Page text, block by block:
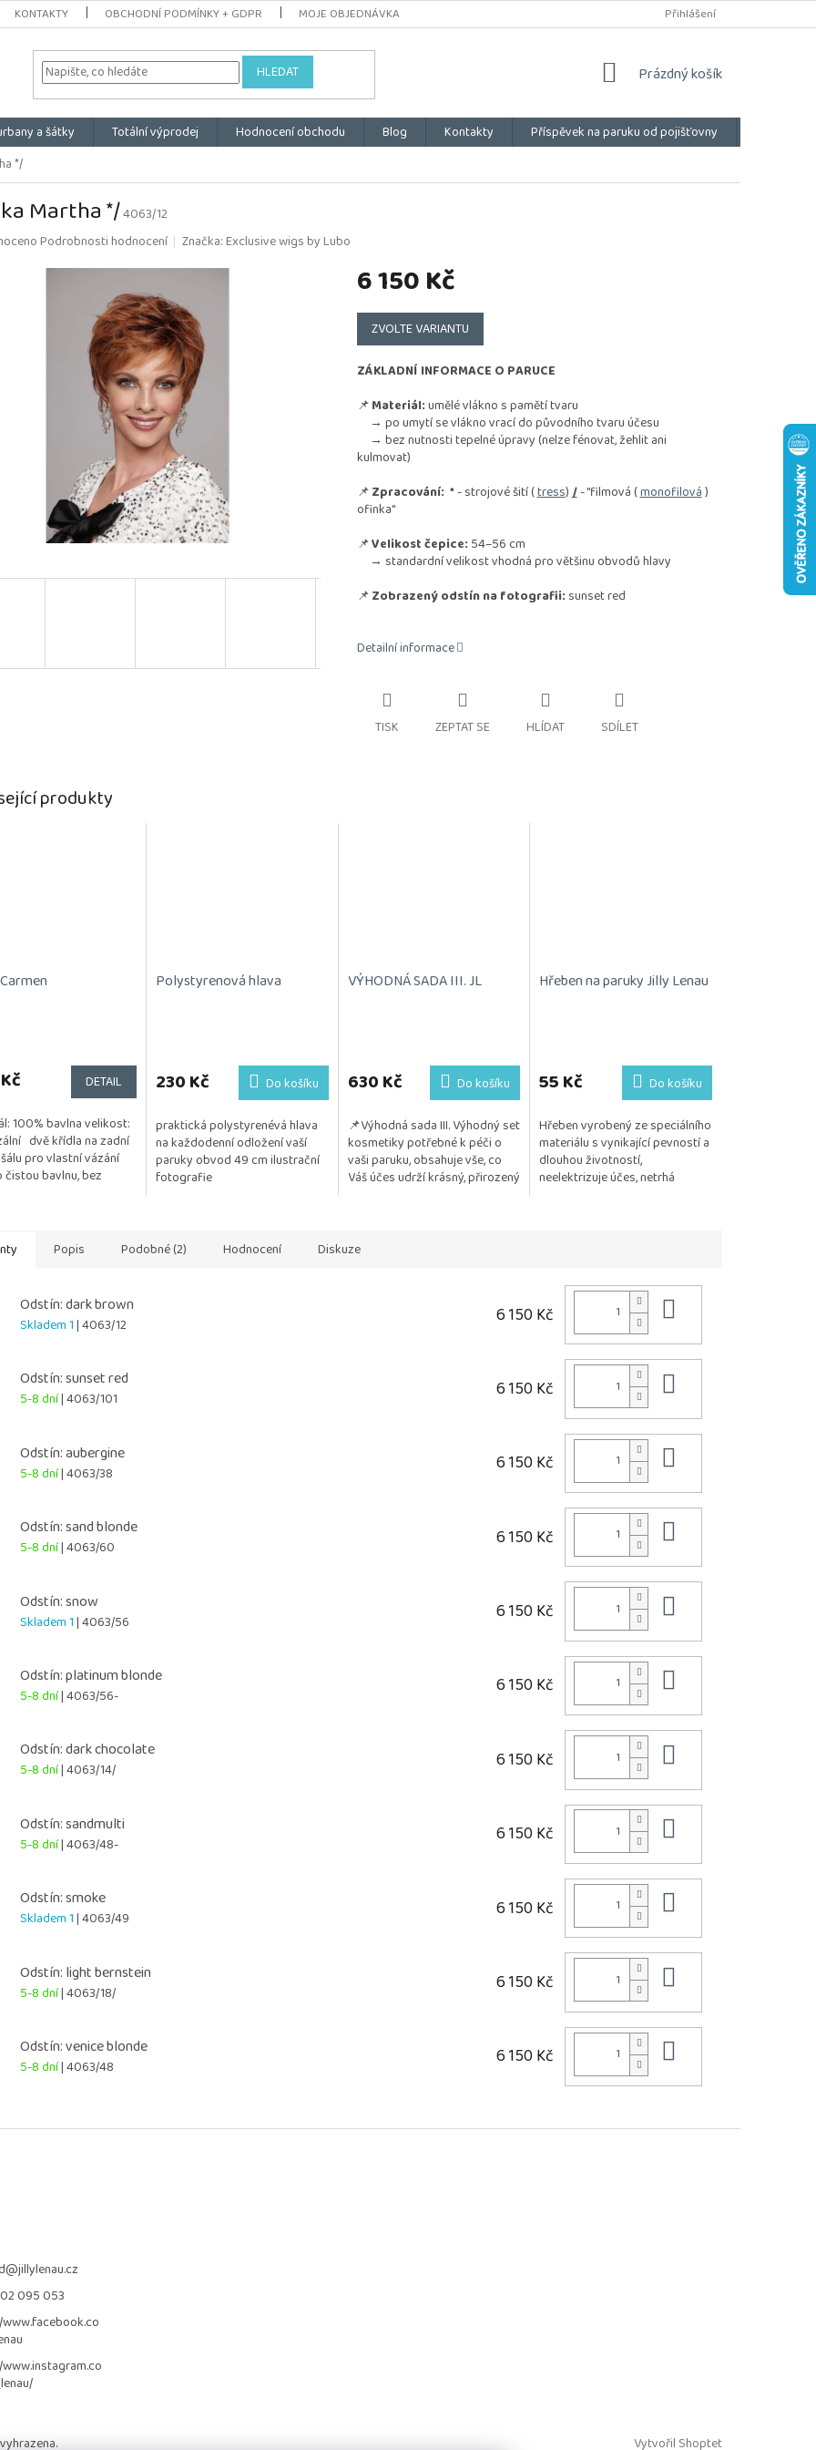
KONTAKTY OBCHODNÍ PODMÍNKY + GDPR MOJE OBJEDNÁVKA Přihlášení
HLEDAT
NÁKUPNÍ
Prázdný košík
a šátky Totální výprodej Hodnocení obchodu Blog Kontakty Příspěvek na paruku od pojišťovny
*/
Martha */4063/12
Podrobnosti hodnocení Značka:Exclusive wigs by Lubo
6 150 Kč
Měrná
cena:
ZVOLTE VARIANTU
ZÁKLADNÍ INFORMACE O PARUCE
📌Materiál:umělé vlákno s pamětí tvaru
→ po umytí se vlákno vrací do původního tvaru účesu
→ bez nutnosti tepelné úpravy (nelze fénovat, žehlit ani
kulmovat)
📌Zpracování: *- strojové šití (tress)/- "filmová (monofilová)
ofinka"
📌Velikost čepice: 54–56 cm
→ standardní velikost vhodná pro většinu obvodů hlavy
📌Zobrazený odstín na fotografii: sunset red
Detailní informace
TISK ZEPTAT SE HLÍDAT SDÍLET
produkty
DETAIL
100% bavlna velikost:
dvě křídla na zadní
pro vlastní vázání
čistou bavlnu, bez
Polystyrenová hlava
230 Kč Do košíku
praktická polystyrenévá hlava
na každodenní odložení vaší
paruky obvod 49 cm ilustrační
fotografie
VÝHODNÁ SADA III. JL
produktu
je
z
5
hvězdiček.
630 Kč Do košíku
📌Výhodná sada III. Výhodný set
kosmetiky potřebné k péči o
vaši paruku, obsahuje vše, co
Váš účes udrží krásný, přirozený
Hřeben na paruky Jilly Lenau
55 Kč Do košíku
Hřeben vyrobený ze speciálního
materiálu s vynikající pevností a
dlouhou životností,
neelektrizuje účes, netrhá
Popis Podobné (2) Hodnocení Diskuze
Odstín: dark brown
Skladem 1| 4063/12 6 150 Kč
Odstín: sunset red
5-8 dní| 4063/101 6 150 Kč
Odstín: aubergine
5-8 dní| 4063/38 6 150 Kč
Odstín: sand blonde
5-8 dní| 4063/60 6 150 Kč
Odstín: snow
Skladem 1| 4063/56 6 150 Kč
Odstín: platinum blonde
5-8 dní| 4063/56- 6 150 Kč
Odstín: dark chocolate
5-8 dní| 4063/14/ 6 150 Kč
Odstín: sandmulti
5-8 dní| 4063/48- 6 150 Kč
Odstín: smoke
Skladem 1| 4063/49 6 150 Kč
Odstín: light bernstein
5-8 dní| 4063/18/ 6 150 Kč
Odstín: venice blonde
5-8 dní| 4063/48 6 150 Kč
@jillylenau.cz
095 053
Vytvořil Shoptet